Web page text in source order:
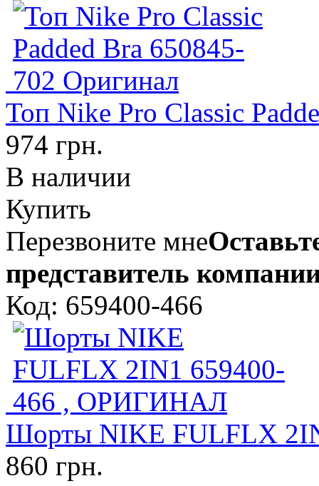
Топ Nike Pro Classic
974 грн.
В наличии
Купить
Перезвоните мне
представитель
Код: 659400-466
Шорты NIKE FULFLX
860 грн.